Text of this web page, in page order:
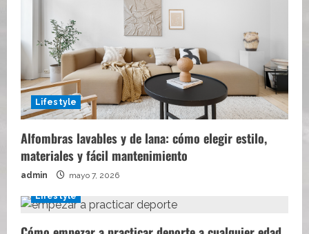
Lifestyle
Alfombras lavables y de lana: cómo elegir estilo,
materiales y fácil mantenimiento
admin mayo 7, 2026
Lifestyle